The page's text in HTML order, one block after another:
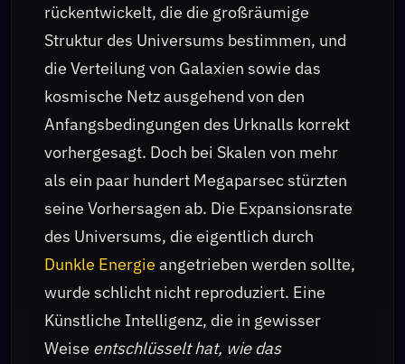
rückentwickelt, die die großräumige
Struktur des Universums bestimmen, und
die Verteilung von Galaxien sowie das
kosmische Netz ausgehend von den
Anfangsbedingungen des Urknalls korrekt
vorhergesagt. Doch bei Skalen von mehr
als ein paar hundert Megaparsec stürzten
seine Vorhersagen ab. Die Expansionsrate
des Universums, die eigentlich durch
Dunkle Energie angetrieben werden sollte,
wurde schlicht nicht reproduziert. Eine
Künstliche Intelligenz, die in gewisser
Weise entschlüsselt hat, wie das